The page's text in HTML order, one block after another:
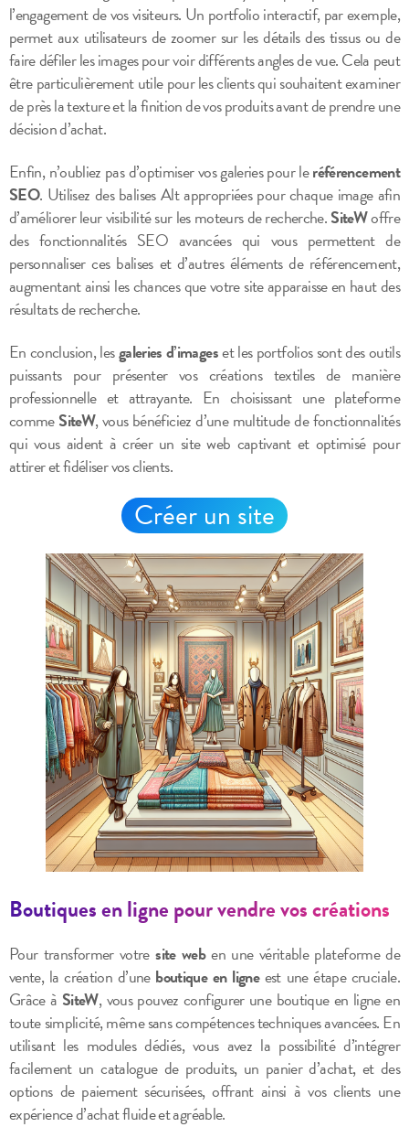
l’engagement de vos visiteurs. Un portfolio interactif, par exemple,
permet aux utilisateurs de zoomer sur les détails des tissus ou de
faire défiler les images pour voir différents angles de vue. Cela peut
être particulièrement utile pour les clients qui souhaitent examiner
de près la texture et la finition de vos produits avant de prendre une
décision d’achat.
Enfin, n’oubliez pas d’optimiser vos galeries pour leréférencement
SEO. Utilisez des balises Alt appropriées pour chaque image afin
d’améliorer leur visibilité sur les moteurs de recherche.SiteWoffre
des fonctionnalités SEO avancées qui vous permettent de
personnaliser ces balises et d’autres éléments de référencement,
augmentant ainsi les chances que votre site apparaisse en haut des
résultats de recherche.
En conclusion, lesgaleries d’imageset les portfolios sont des outils
puissants pour présenter vos créations textiles de manière
professionnelle et attrayante. En choisissant une plateforme
commeSiteW, vous bénéficiez d’une multitude de fonctionnalités
qui vous aident à créer un site web captivant et optimisé pour
attirer et fidéliser vos clients.
Créer un site
Boutiques en ligne pour vendre vos créations
Pour transformer votresite weben une véritable plateforme de
vente, la création d’une boutique en ligneest une étape cruciale.
Grâce à SiteW, vous pouvez configurer une boutique en ligne en
toute simplicité, même sans compétences techniques avancées. En
utilisant les modules dédiés, vous avez la possibilité d’intégrer
facilement un catalogue de produits, un panier d’achat, et des
options de paiement sécurisées, offrant ainsi à vos clients une
expérience d’achat fluide et agréable.